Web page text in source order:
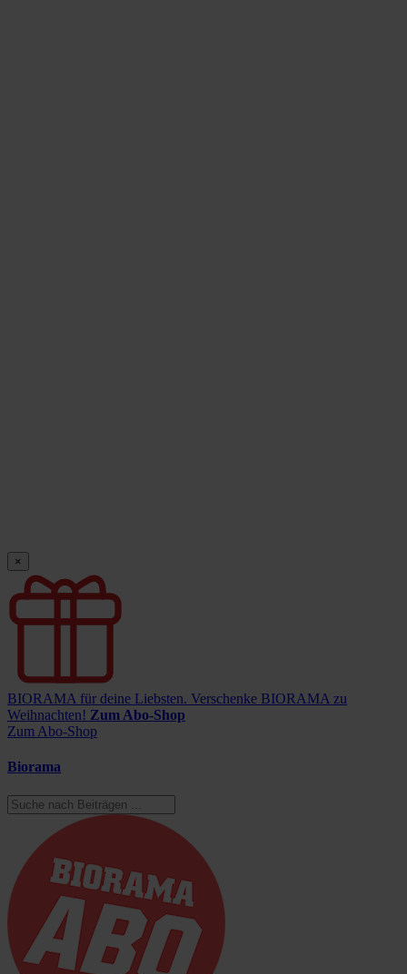
×
BIORAMA für deine Liebsten. Verschenke BIORAMA zu
Weihnachten! Zum Abo-Shop
Zum Abo-Shop
Biorama